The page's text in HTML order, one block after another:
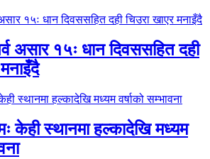
असार १५ः धान दिवससहित दही
केही स्थानमा हल्कादेखि मध्यम